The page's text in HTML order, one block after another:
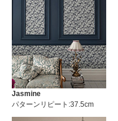
Jasmine
パターンリピート:37.5cm